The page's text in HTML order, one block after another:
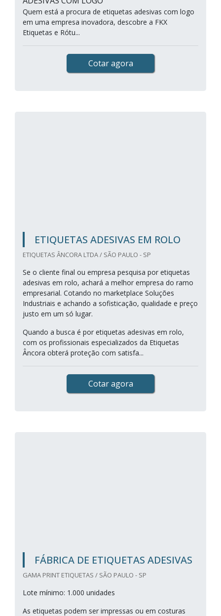
Quem está a procura de etiquetas adesivas com logo
em uma empresa inovadora, descobre a FKX
Etiquetas e Rótu...
Cotar agora
ETIQUETAS ADESIVAS EM ROLO
ETIQUETAS ÂNCORA LTDA / SÃO PAULO - SP
Se o cliente final ou empresa pesquisa por etiquetas
adesivas em rolo, achará a melhor empresa do ramo
empresarial. Cotando no marketplace Soluções
Industriais e achando a sofisticação, qualidade e preço
justo em um só lugar.
Quando a busca é por etiquetas adesivas em rolo,
com os profissionais especializados da Etiquetas
Âncora obterá proteção com satisfa...
Cotar agora
FÁBRICA DE ETIQUETAS ADESIVAS
GAMA PRINT ETIQUETAS / SÃO PAULO - SP
Lote mínimo: 1.000 unidades
As etiquetas podem ser impressas ou em costuras